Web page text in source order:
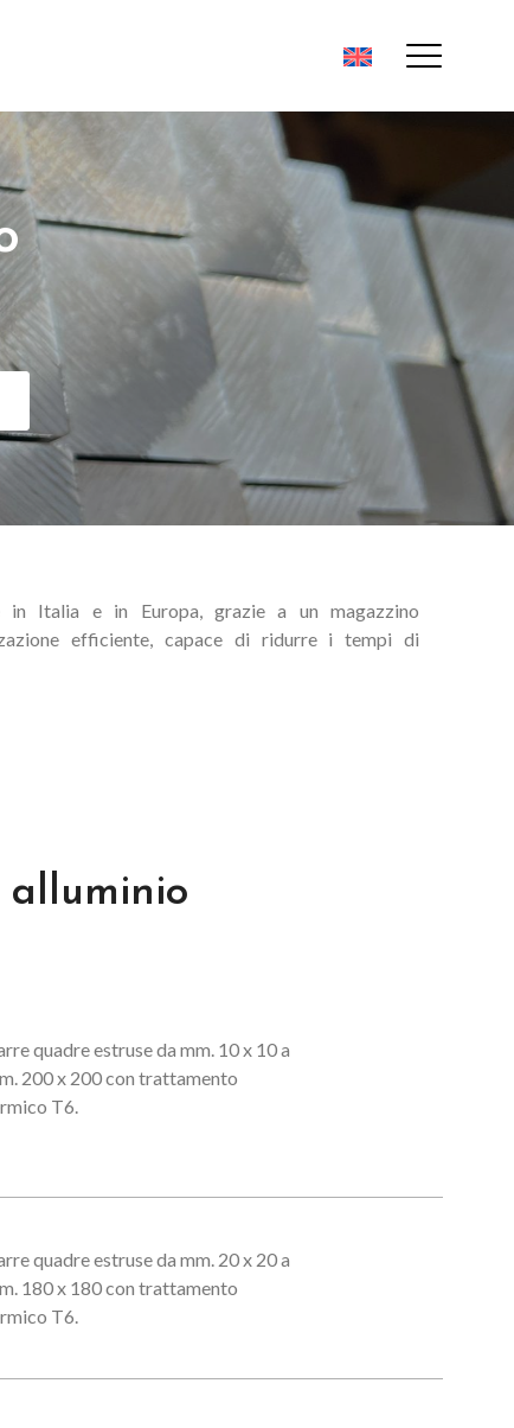
a
Altri prodotti
Rame
Ghisa
in Italia e in Europa, grazie a un magazzino
efficiente, capace di ridurre i tempi di
alluminio
quadre estruse da mm. 10 x 10 a
200 x 200 con trattamento
T6.
quadre estruse da mm. 20 x 20 a
180 x 180 con trattamento
T6.